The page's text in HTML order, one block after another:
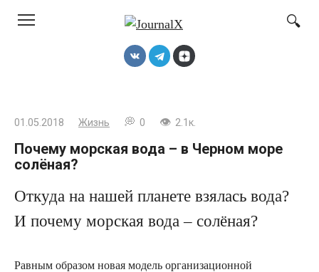
01.05.2018 Жизнь 0 2.1к.
Почему морская вода – в Черном море
солёная?
Откуда на нашей планете взялась вода?
И почему морская вода – солёная?
Равным образом новая модель организационной